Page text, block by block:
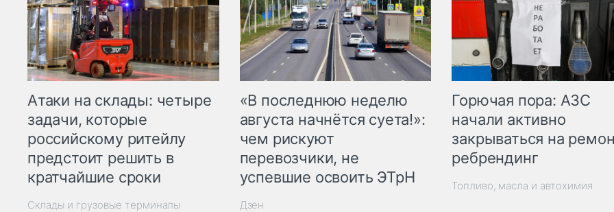
Атаки на склады: четыре
задачи, которые
российскому ритейлу
предстоит решить в
кратчайшие сроки
Склады и грузовые терминалы
«В последнюю неделю
августа начнётся суета!»:
чем рискуют
перевозчики, не
успевшие освоить ЭТрН
Дзен
Горючая пора: АЗС
начали активно
закрываться на
ребрендинг
Топливо, масла и автохимия